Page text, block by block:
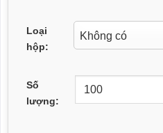
Loại
hộp:
Số
lượng: